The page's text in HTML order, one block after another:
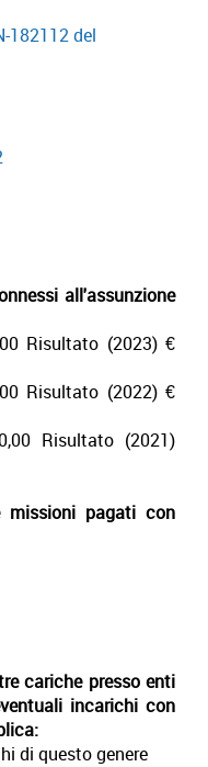
182112 del
all'assunzione
Risultato (2023) €
Risultato (2022) €
Risultato (2021)
pagati con
cariche presso enti
incarichi con
di questo genere